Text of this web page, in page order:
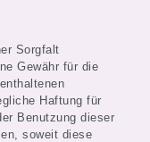
Sorgfalt
Gewähr für die
Haftung für
Benutzung dieser
soweit diese